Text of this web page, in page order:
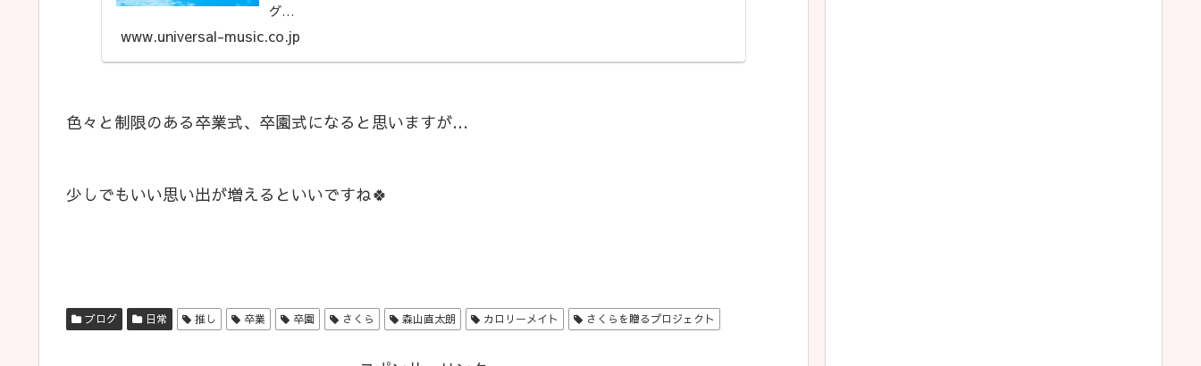
グ…
www.universal-music.co.jp
色々と制限のある卒業式、卒園式になると思いますが…
少しでもいい思い出が増えるといいですね🍀
ブログ 日常 推し 卒業 卒園 さくら 森山直太朗 カロリーメイト さくらを贈るプロジェクト